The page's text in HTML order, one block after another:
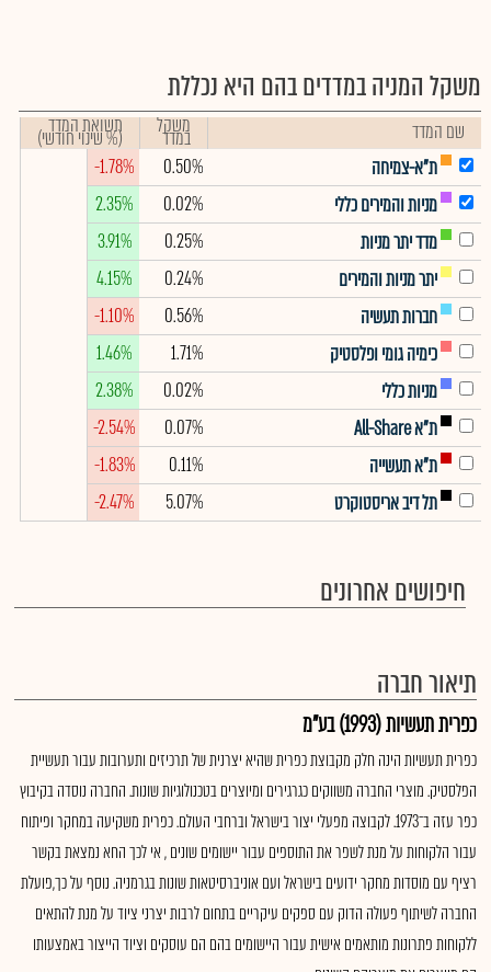
משקל המניה במדדים בהם היא נכללת
שם המדד משקל
במדד תשואת המדד
(% שינוי חודשי)
ת"א-צמיחה
0.50%
-1.78%
מניות והמירים כללי
0.02%
2.35%
מדד יתר מניות
0.25%
3.91%
יתר מניות והמירים
0.24%
4.15%
חברות תעשיה
0.56%
-1.10%
כימיה גומי ופלסטיק
1.71%
1.46%
מניות כללי
0.02%
2.38%
ת"א All-Share
0.07%
-2.54%
ת"א תעשייה
0.11%
-1.83%
תל דיב אריסטוקרט
5.07%
-2.47%
חיפושים אחרונים
תיאור חברה
כפרית תעשיות (1993) בע"מ
כפרית תעשיות הינה חלק מקבוצת כפרית שהיא יצרנית של תרכיזים ותערובות עבור תעשיית
הפלסטיק. מוצרי החברה משווקים כגרגירים ומיוצרים בטכנולוגיות שונות. החברה נוסדה בקיבוץ
כפר עזה ב־1973. לקבוצה מפעלי יצור בישראל וברחבי העולם. כפרית משקיעה במחקר ופיתוח
עבור הלקוחות על מנת לשפר את התוספים עבור יישומים שונים , אי לכך החא נמצאת בקשר
רציף עם מוסדות מחקר ידועים בישראל ועם אוניברסיטאות שונות בגרמניה. נוסף על כך,פועלת
החברה לשיתוף פעולה הדוק עם ספקים עיקריים בתחום לרבות יצרני ציוד על מנת להתאים
ללקוחות פתרונות מותאמים אישית עבור היישומים בהם הם עוסקים וציוד הייצור באמצעותו